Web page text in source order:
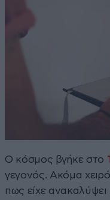
Ο κόσμος βγήκε στο
γεγονός. Ακόμα
πως είχε